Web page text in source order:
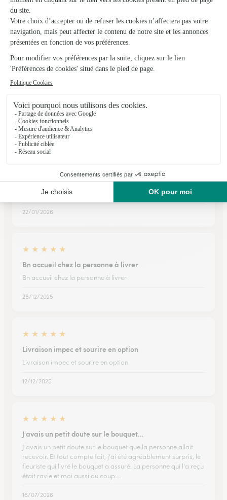
★★★★ ★4.8 (66)
19 rue de la République
Voir la boutique
Ils ont fait livrer des fleurs ou une plante à
Colombier
★ ★ ★ ★
Toujours satisfaite Livraison conforme aux prévisions, bon
suivi. Fleurs de qualité. Frais de port trop élevés, sauf si
abonnement.
22/01/2026
★ ★ ★ ★ ★
Bn accueil chez la personne à livrer
Bn accueil chez la personne à livrer
26/12/2025
★ ★ ★ ★ ★
Livraison impec et sourire en option
Livraison impec et sourire en option
12/12/2025
★ ★ ★ ★ ★
J'avais un petit doute sur le bouquet…
J'avais un petit doute sur le bouquet que la personne allait
recevoir. Et tout compte fait, j'ai été agréablement surpris, le
fleuriste qui livré le bouquet a assuré. La personne qui l'a reçu
était ravie et moi aussi du coup.…
16/07/2026